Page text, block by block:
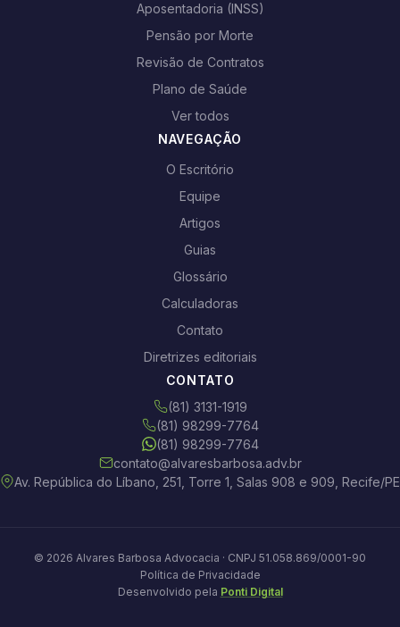
Aposentadoria (INSS)
Pensão por Morte
Revisão de Contratos
Plano de Saúde
Ver todos
NAVEGAÇÃO
O Escritório
Equipe
Artigos
Guias
Glossário
Calculadoras
Contato
Diretrizes editoriais
CONTATO
(81) 3131-1919
(81) 98299-7764
(81) 98299-7764
contato@alvaresbarbosa.adv.br
Av. República do Líbano, 251, Torre 1, Salas 908 e 909, Recife/PE
© 2026 Alvares Barbosa Advocacia · CNPJ 51.058.869/0001-90
Política de Privacidade
Desenvolvido pela Ponti Digital